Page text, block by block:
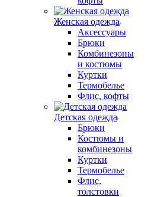
Женская одежда
Аксессуары
Брюки
Комбинезоны
и костюмы
Куртки
Термобелье
Флис, кофты
Детская одежда
Брюки
Костюмы и
комбинезоны
Куртки
Термобелье
Флис,
толстовки